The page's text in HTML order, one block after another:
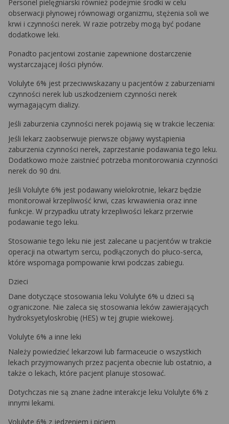
Personel pielęgniarski również podejmie środki w celu
obserwacji płynowej równowagi organizmu, stężenia soli we
krwi i czynności nerek. W razie potrzeby mogą być podane
dodatkowe leki.
Ponadto pacjentowi zostanie zapewnione dostarczenie
wystarczającej ilości płynów.
Volulyte 6% jest przeciwwskazany u pacjentów z zaburzeniami
czynności nerek lub uszkodzeniem czynności nerek
wymagającym dializy.
Jeśli zaburzenia czynności nerek pojawią się w trakcie leczenia:
Jeśli lekarz zaobserwuje pierwsze objawy wystąpienia
zaburzenia czynności nerek, zaprzestanie podawania tego leku.
Dodatkowo może zaistnieć potrzeba monitorowania czynności
nerek do 90 dni.
Jeśli Volulyte 6% jest podawany wielokrotnie, lekarz będzie
monitorował krzepliwość krwi, czas krwawienia oraz inne
funkcje. W przypadku utraty krzepliwości lekarz przerwie
podawanie tego leku.
Stosowanie tego leku nie jest zalecane u pacjentów w trakcie
operacji na otwartym sercu, podłączonych do płuco-serca,
które wspomaga pompowanie krwi podczas zabiegu.
Dzieci
Dane dotyczące stosowania leku Volulyte 6% u dzieci są
ograniczone. Nie zaleca się stosowania leków zawierających
hydroksyetyloskrobię (HES) w tej grupie wiekowej.
Volulyte 6% a inne leki
Należy powiedzieć lekarzowi lub farmaceucie o wszystkich
lekach przyjmowanych przez pacjenta obecnie lub ostatnio, a
także o lekach, które pacjent planuje stosować.
Dotychczas nie są znane żadne interakcje leku Volulyte 6% z
innymi lekami.
Volulyte 6% z jedzeniem i piciem